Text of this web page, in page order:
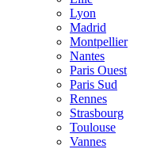
Lyon
Madrid
Montpellier
Nantes
Paris Ouest
Paris Sud
Rennes
Strasbourg
Toulouse
Vannes